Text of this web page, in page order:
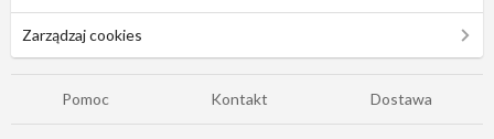
Zarządzaj cookies
Pomoc Kontakt Dostawa